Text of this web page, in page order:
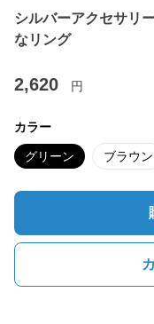
シルバーアクセサリ
なリング
2,620 円
カラー
グリーン ブラウン